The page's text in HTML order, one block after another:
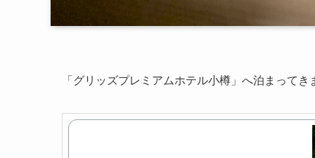
「グリッズプレミアムホテル小樽」へ泊まってき